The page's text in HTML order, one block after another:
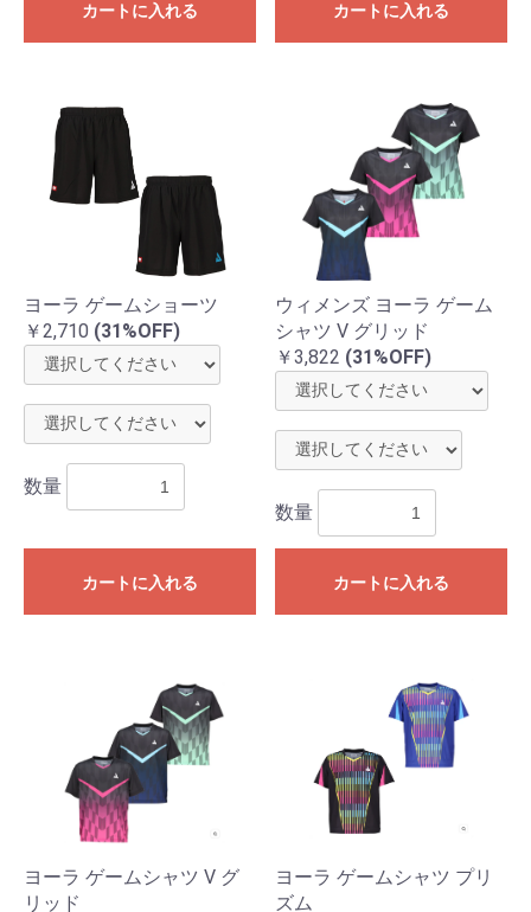
カートに入れる カートに入れる
ヨーラ ゲームショーツ
￥2,710 (31%OFF)
数量
カートに入れる
ウィメンズ ヨーラ ゲーム
シャツ V グリッド
￥3,822 (31%OFF)
数量
カートに入れる
ヨーラ ゲームシャツ V グ
リッド
ヨーラ ゲームシャツ プリ
ズム